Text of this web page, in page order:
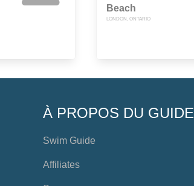
Beach
LONDON, ONTARIO
À PROPOS DU GUIDE
Swim Guide
Affiliates